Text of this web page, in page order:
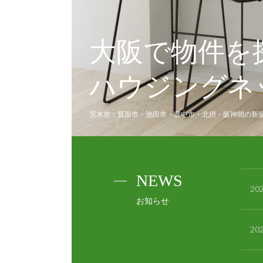
大阪で物件を
ハウジング
茨木市・箕面市・池田市・豊中市・北摂・阪神間の
NEWS
お知らせ